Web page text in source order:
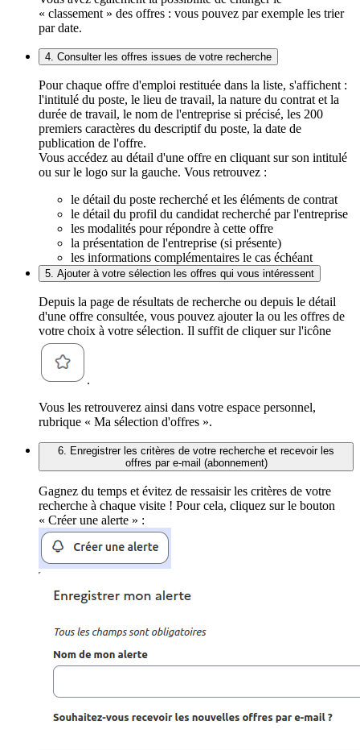
« classement » des offres : vous pouvez par exemple les trier
par date.
4. Consulter les offres issues de votre recherche
Pour chaque offre d'emploi restituée dans la liste, s'affichent :
l'intitulé du poste, le lieu de travail, la nature du contrat et la
durée de travail, le nom de l'entreprise si précisé, les 200
premiers caractères du descriptif du poste, la date de
publication de l'offre.
Vous accédez au détail d'une offre en cliquant sur son intitulé
ou sur le logo sur la gauche. Vous retrouvez :
le détail du poste recherché et les éléments de contrat
le détail du profil du candidat recherché par l'entreprise
les modalités pour répondre à cette offre
la présentation de l'entreprise (si présente)
les informations complémentaires le cas échéant
5. Ajouter à votre sélection les offres qui vous intéressent
Depuis la page de résultats de recherche ou depuis le détail
d'une offre consultée, vous pouvez ajouter la ou les offres de
votre choix à votre sélection. Il suffit de cliquer sur l'icône
.
Vous les retrouverez ainsi dans votre espace personnel,
rubrique « Ma sélection d'offres ».
6. Enregistrer les critères de votre recherche et recevoir les
offres par e-mail (abonnement)
Gagnez du temps et évitez de ressaisir les critères de votre
recherche à chaque visite ! Pour cela, cliquez sur le bouton
« Créer une alerte » :